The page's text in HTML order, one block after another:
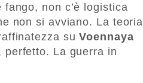
non c’è logistica
non si avviano. La teoria
suVoennaya
perfetto. La guerra in